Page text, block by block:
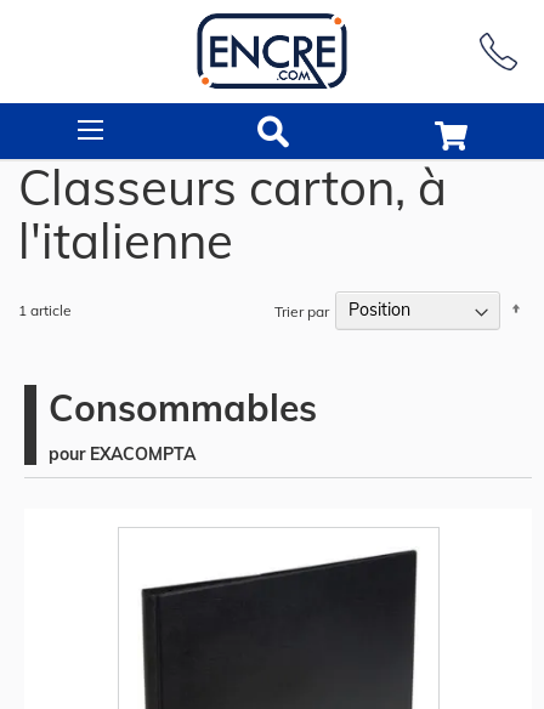
Classeurs carton, à
l'italienne
1 article Trier par
Consommables
pour EXACOMPTA